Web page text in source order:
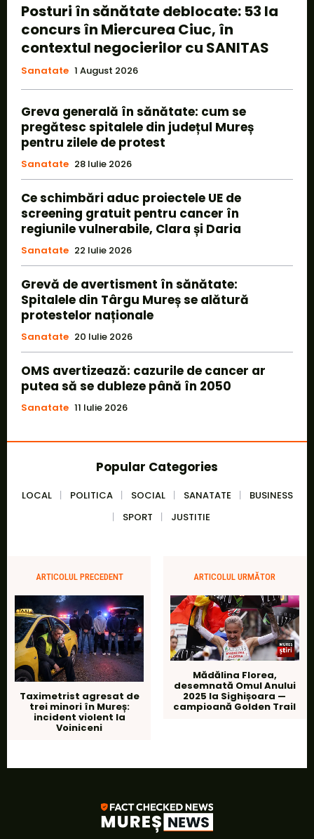
Posturi în sănătate deblocate: 53 la
concurs în Miercurea Ciuc, în
contextul negocierilor cu SANITAS
Sanatate 1 August 2026
Greva generală în sănătate: cum se
pregătesc spitalele din județul Mureș
pentru zilele de protest
Sanatate 28 Iulie 2026
Ce schimbări aduc proiectele UE de
screening gratuit pentru cancer în
regiunile vulnerabile, Clara și Daria
Sanatate 22 Iulie 2026
Grevă de avertisment în sănătate:
Spitalele din Târgu Mureș se alătură
protestelor naționale
Sanatate 20 Iulie 2026
OMS avertizează: cazurile de cancer ar
putea să se dubleze până în 2050
Sanatate 11 Iulie 2026
Popular Categories
LOCAL POLITICA SOCIAL SANATATE
BUSINESS
SPORT
JUSTITIE
ARTICOLUL PRECEDENT
Taximetrist agresat de
trei minori în Mureș:
incident violent la
Voiniceni
ARTICOLUL URMĂTOR
Mădălina Florea,
desemnată Omul Anului
2025 la Sighișoara —
campioană Golden Trail